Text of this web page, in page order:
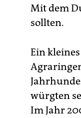
Mit dem
sollten.
Ein
würgten
Im Jahr